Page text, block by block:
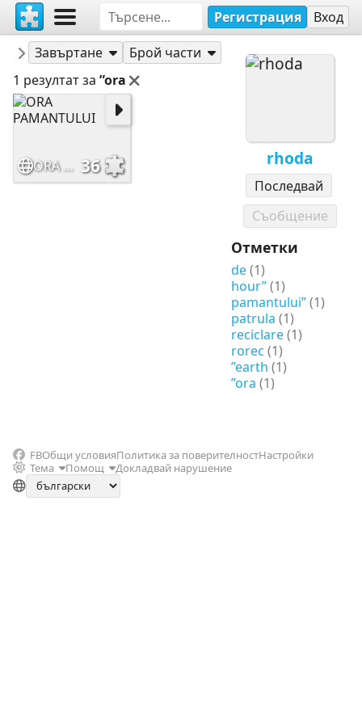
Регистрация Вход
rhoda
Последвай
Съобщение
Отметки
de(1)
hour”(1)
pamantului”(1)
patrula (1)
reciclare(1)
rorec (1)
”earth (1)
”ora (1)
rhoda
Пъзели
Завъртане
Брой части
1 резултат за ”ora
ORA PAMANTULUI 36
FBОбщи условияПолитика за поверителностНастройки
Тема
Помощ Докладвай нарушение